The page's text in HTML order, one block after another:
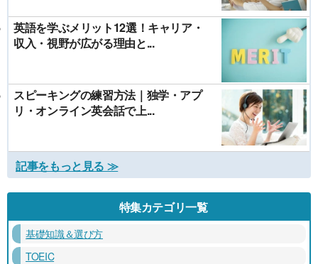
英語を学ぶメリット12選！キャリア・
収入・視野が広がる理由と...
スピーキングの練習方法｜独学・アプ
リ・オンライン英会話で上...
記事をもっと見る ≫
特集カテゴリ一覧
基礎知識＆選び方
TOEIC